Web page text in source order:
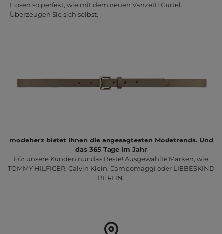
Hosen so perfekt, wie mit dem neuen Vanzetti Gürtel.
Überzeugen Sie sich selbst.
modeherz bietet Ihnen die angesagtesten Modetrends. Und
das 365 Tage im Jahr
Für unsere Kunden nur das Beste! Ausgewählte Marken, wie
TOMMY HILFIGER, Calvin Klein, Campomaggi oder LIEBESKIND
BERLIN.